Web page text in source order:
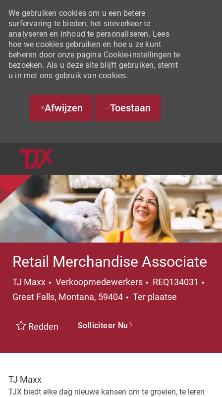
We gebruiken cookies om u een betere
surfervaring te bieden, het siteverkeer te
analyseren en inhoud te personaliseren. Lees
hoe we cookies gebruiken en hoe u ze kunt
beheren door onze pagina Cookie-instellingen te
bezoeken. Als u deze site blijft gebruiken, stemt
u in met ons gebruik van cookies.
Afwijzen Toestaan
Retail Merchandise Associate
TJ Maxx Categorie
Verkoopmedewerkers REQ134031
Great Falls, Montana, 59404
Ter plaatse
Redden Solliciteer Nu
TJ Maxx
TJX biedt elke dag nieuwe kansen om te groeien, te leren